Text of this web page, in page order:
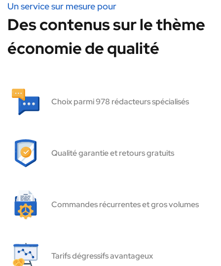
Un service sur mesure pour
Des contenus sur le thème
économie de qualité
Choix parmi 978 rédacteurs spécialisés
Qualité garantie et retours gratuits
Commandes récurrentes et gros volumes
Tarifs dégressifs avantageux